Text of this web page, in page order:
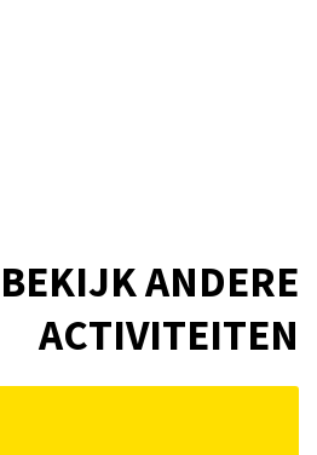
BEKIJK ANDERE
ACTIVITEITEN